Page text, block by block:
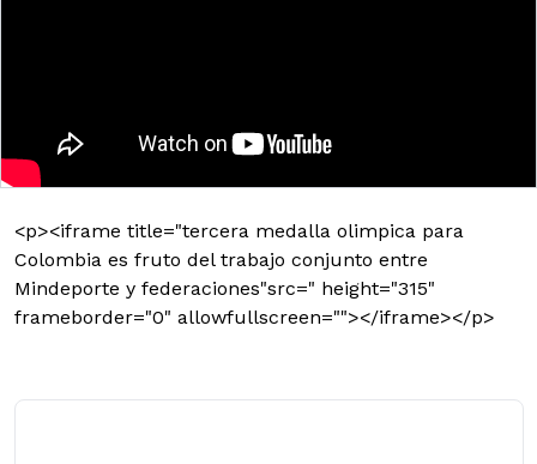
<p><iframe title="tercera medalla olimpica para
Colombia es fruto del trabajo conjunto entre
Mindeporte y federaciones"src=" height="315"
frameborder="0" allowfullscreen=""></iframe></p>